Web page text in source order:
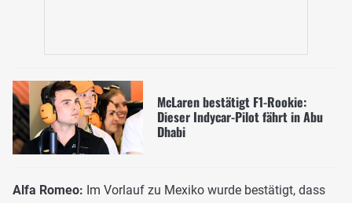
McLaren bestätigt F1-Rookie:
Dieser Indycar-Pilot fährt in Abu
Dhabi
Alfa Romeo: Im Vorlauf zu Mexiko wurde bestätigt, dass